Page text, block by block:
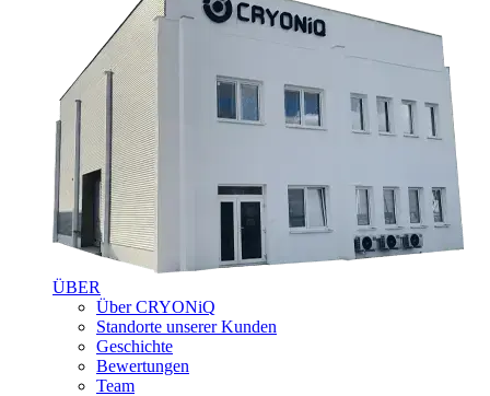
ÜBER
Über CRYONiQ
Standorte unserer Kunden
Geschichte
Bewertungen
Team